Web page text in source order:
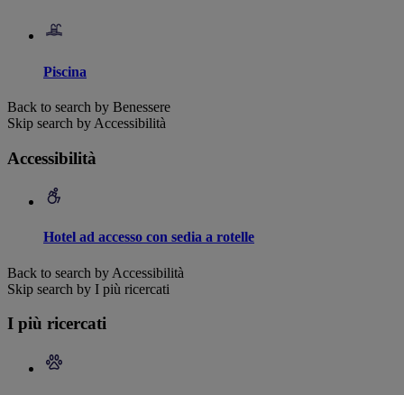
Piscina
Back to search by Benessere
Skip search by Accessibilità
Accessibilità
Hotel ad accesso con sedia a rotelle
Back to search by Accessibilità
Skip search by I più ricercati
I più ricercati